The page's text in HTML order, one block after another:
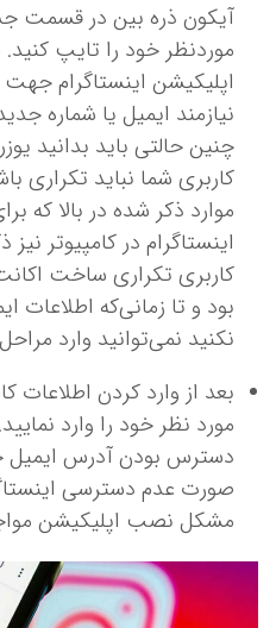
آیکون ذره‌ بین در قسمت
موردنظر خود را تایپ
اپلیکیشن اینستاگرام
نیازمند ایمیل یا شماره
چنین حالتی باید بدانید
کاربری شما نباید
موارد ذکر شده در بالا که
اینستاگرام در کامپیوتر
کاربری تکراری ساخت
بود و تا زمانی‌که اطلاعات
نکنید نمی‌توانید وارد
بعد از وارد کردن
مورد نظر خود را وارد
دسترس بودن آدرس ایمیل
صورت عدم دسترسی
مشکل نصب اپلیکیشن